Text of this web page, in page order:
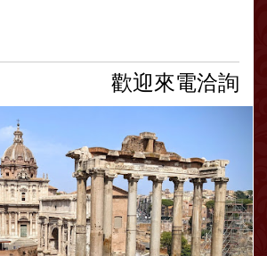
歡迎來電洽詢